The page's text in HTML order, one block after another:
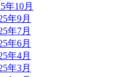
年10月
年9月
年7月
年6月
年4月
年3月